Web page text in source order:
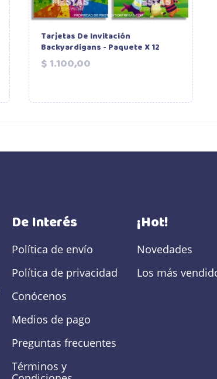
Tarjetas De Invitación
Backyardigans - Paquete X 12
$ 1.100,00Precio
De Interés
Política de envío
Política de privacidad
Conócenos
Medios de pago
Preguntas frecuentes
Términos y
¡Hot!
Novedades
Los más